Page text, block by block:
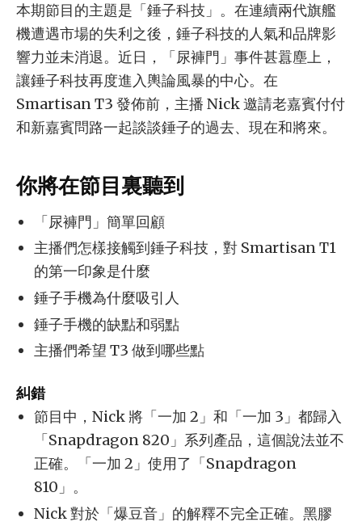
本期節目的主題是「錘子科技」。在連續兩代旗艦
機遭遇市場的失利之後，錘子科技的人氣和品牌影
響力並未消退。近日，「尿褲門」事件甚囂塵上，
讓錘子科技再度進入輿論風暴的中心。在
Smartisan T3 發佈前，主播 Nick 邀請老嘉賓付付
和新嘉賓問路一起談談錘子的過去、現在和將來。
你將在節目裏聽到
「尿褲門」簡單回顧
主播們怎樣接觸到錘子科技，對 Smartisan T1
的第一印象是什麼
錘子手機為什麼吸引人
錘子手機的缺點和弱點
主播們希望 T3 做到哪些點
糾錯
節目中，Nick 將「一加 2」和「一加 3」都歸入
「Snapdragon 820」系列產品，這個說法並不
正確。「一加 2」使用了「Snapdragon
810」。
Nick 對於「爆豆音」的解釋不完全正確。黑膠